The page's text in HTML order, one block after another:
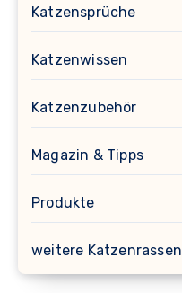
Katzensprüche
Katzenwissen
Katzenzubehör
Magazin & Tipps
Produkte
weitere Katzenrassen